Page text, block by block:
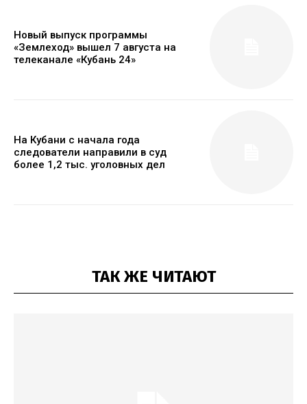
Новый выпуск программы
«Землеход» вышел 7 августа на
телеканале «Кубань 24»
На Кубани с начала года
следователи направили в суд
более 1,2 тыс. уголовных дел
ТАК ЖЕ ЧИТАЮТ